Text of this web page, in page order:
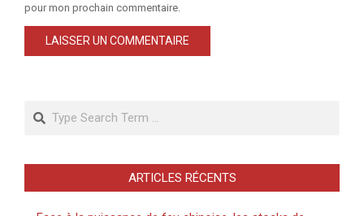
pour mon prochain commentaire.
ARTICLES RÉCENTS